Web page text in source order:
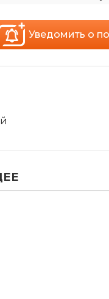
Уведомить о